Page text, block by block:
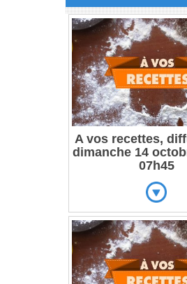
A vos recettes,
dimanche 14
07h45